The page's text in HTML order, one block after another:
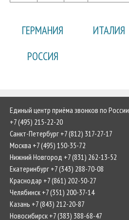
ГЕРМАНИЯ ИТАЛИЯ
РОССИЯ
Единый центр приёма звонков по России
+7 (495) 215-22-20
Санкт-Петербург +7 (812) 317-27-17
Москва +7 (495) 150-35-72
Нижний Новгород +7 (831) 262-13-52
Екатеринбург +7 (343) 288-70-08
Краснодар +7 (861) 202-50-27
Челябинск +7 (351) 200-37-14
Казань +7 (843) 212-20-87
Новосибирск +7 (383) 388-68-47